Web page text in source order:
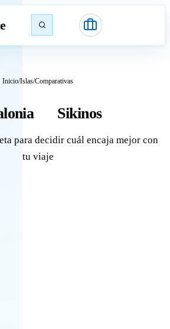
Inicio/Islas/Comparativas
Sikinos
para decidir cuál encaja mejor con
tu viaje